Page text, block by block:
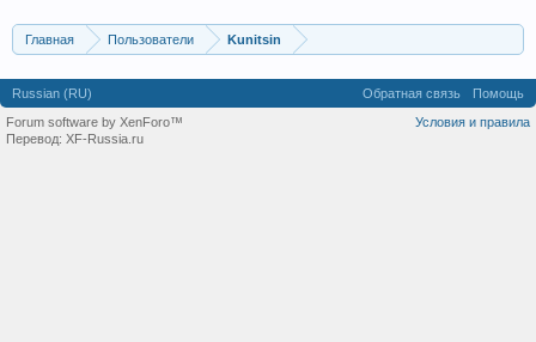
Главная Пользователи Kunitsin
Russian (RU) Обратная связь
Помощь
Условия и правила
Forum software by XenForo™
Перевод: XF-Russia.ru